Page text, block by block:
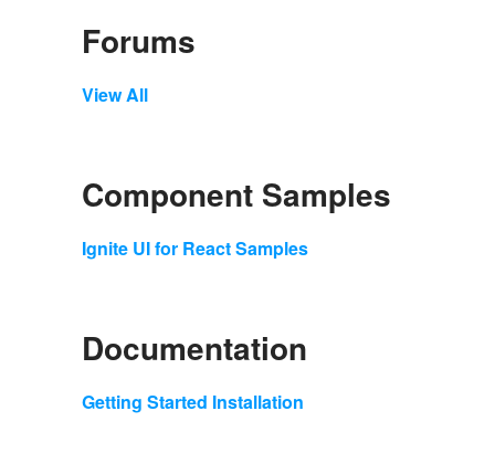
Forums
View All
Component Samples
Ignite UI for React Samples
Documentation
Getting Started Installation